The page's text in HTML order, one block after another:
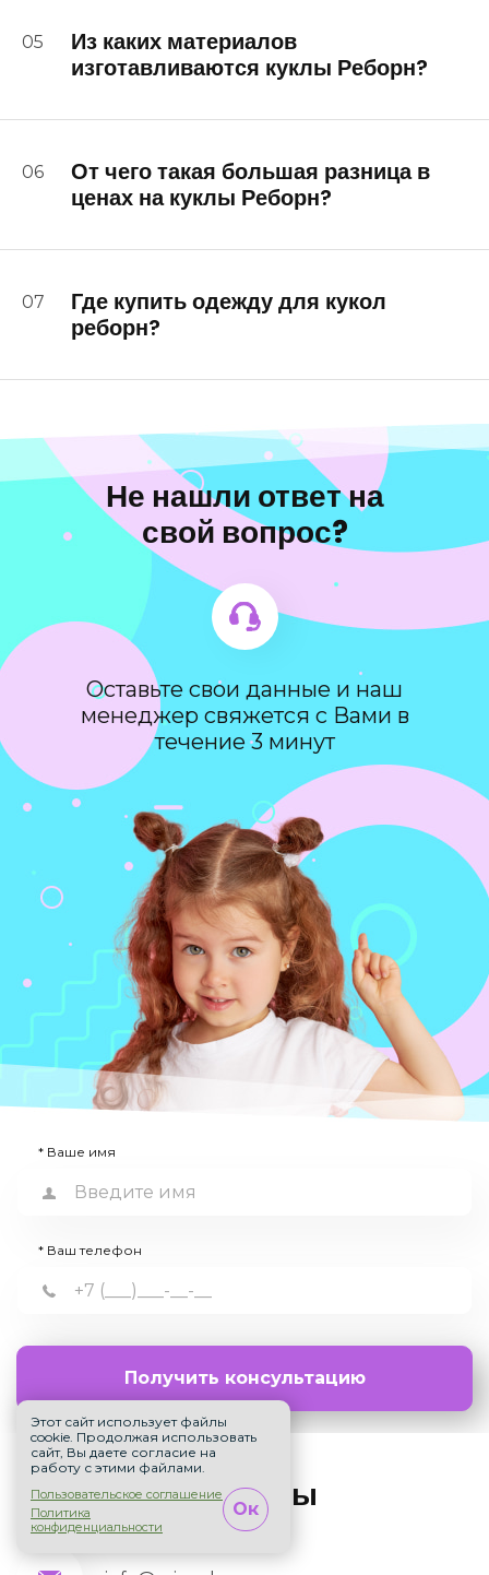
05
Из каких материалов
изготавливаются куклы Реборн?
06
От чего такая большая разница в
ценах на куклы Реборн?
07
Где купить одежду для кукол
реборн?
Не нашли ответ на
свой вопрос?
Оставьте свои данные и наш
менеджер свяжется с Вами в
течение 3 минут
* Ваше имя
* Ваш телефон
Получить консультацию
Контакты
Этот сайт использует файлы
cookie. Продолжая использовать
сайт, Вы даете согласие на
работу с этими файлами.
Пользовательское соглашение
Политика
конфиденциальности
Ок